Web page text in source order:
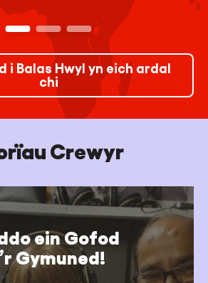
i Balas Hwyl yn eich ardal
chi
Crewyr
ein Gofod
Gymuned!